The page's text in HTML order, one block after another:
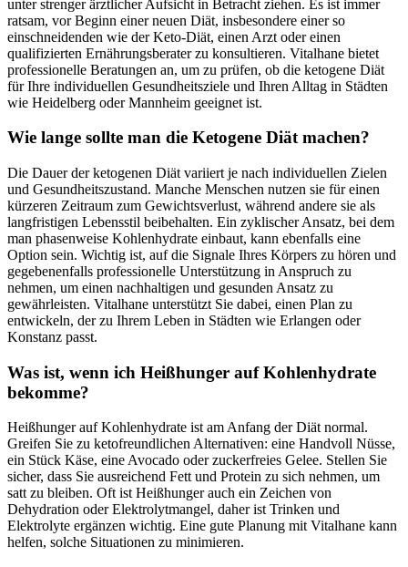
unter strenger ärztlicher Aufsicht in Betracht ziehen. Es ist immer
ratsam, vor Beginn einer neuen Diät, insbesondere einer so
einschneidenden wie der Keto-Diät, einen Arzt oder einen
qualifizierten Ernährungsberater zu konsultieren. Vitalhane bietet
professionelle Beratungen an, um zu prüfen, ob die ketogene Diät
für Ihre individuellen Gesundheitsziele und Ihren Alltag in Städten
wie Heidelberg oder Mannheim geeignet ist.
Wie lange sollte man die Ketogene Diät machen?
Die Dauer der ketogenen Diät variiert je nach individuellen Zielen
und Gesundheitszustand. Manche Menschen nutzen sie für einen
kürzeren Zeitraum zum Gewichtsverlust, während andere sie als
langfristigen Lebensstil beibehalten. Ein zyklischer Ansatz, bei dem
man phasenweise Kohlenhydrate einbaut, kann ebenfalls eine
Option sein. Wichtig ist, auf die Signale Ihres Körpers zu hören und
gegebenenfalls professionelle Unterstützung in Anspruch zu
nehmen, um einen nachhaltigen und gesunden Ansatz zu
gewährleisten. Vitalhane unterstützt Sie dabei, einen Plan zu
entwickeln, der zu Ihrem Leben in Städten wie Erlangen oder
Konstanz passt.
Was ist, wenn ich Heißhunger auf Kohlenhydrate
bekomme?
Heißhunger auf Kohlenhydrate ist am Anfang der Diät normal.
Greifen Sie zu ketofreundlichen Alternativen: eine Handvoll Nüsse,
ein Stück Käse, eine Avocado oder zuckerfreies Gelee. Stellen Sie
sicher, dass Sie ausreichend Fett und Protein zu sich nehmen, um
satt zu bleiben. Oft ist Heißhunger auch ein Zeichen von
Dehydration oder Elektrolytmangel, daher ist Trinken und
Elektrolyte ergänzen wichtig. Eine gute Planung mit Vitalhane kann
helfen, solche Situationen zu minimieren.